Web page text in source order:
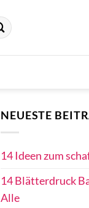
NEUESTE
14 Ideen zum
14 Blätterdruck
Alle